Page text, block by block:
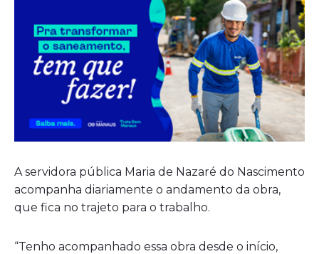
A servidora pública Maria de Nazaré do Nascimento
acompanha diariamente o andamento da obra,
que fica no trajeto para o trabalho.
“Tenho acompanhado essa obra desde o início,